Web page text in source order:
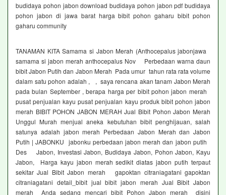
budidaya pohon jabon download budidaya pohon jabon pdf budidaya
pohon jabon di jawa barat harga bibit pohon gaharu bibit pohon
gaharu community
TANAMAN KITA Samama si Jabon Merah (Anthocepalus jabonjawa
samama si jabon merah anthocepalus Nov Perbedaan warna daun
bibit Jabon Putih dan Jabon Merah Pada umur tahun rata rata volume
dalam satu pohon adalah , , saya rencana akan tanam Jabon Merah
pada bulan September , berapa harga per bibit pohon jabon merah
pusat penjualan kayu pusat penjualan kayu produk bibit pohon jabon
merah BIBIT POHON JABON MERAH Jual Bibit Pohon Jabon Merah
Unggul Murah menjual aneka kebutuhan bibit penghijauan, salah
satunya adalah jabon merah Perbedaan Jabon Merah dan Jabon
Putih | JABONKU jabonku perbedaan jabon merah dan jabon putih
Des Jabon, Investasi Jabon, Budidaya Jabon, Pohon Jabon, Kayu
Jabon, Harga kayu jabon merah sedikit diatas jabon putih terpaut
sekitar Jual Bibit Jabon merah gapoktan citraniagatani gapoktan
citraniagatani detail_bibit jual bibit jabon merah Jual Bibit Jabon
merah Anda sedang mencari bibit Pohon Jabon merah disini